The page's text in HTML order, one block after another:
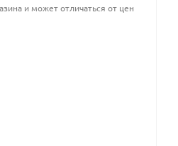
и может отличаться от цен